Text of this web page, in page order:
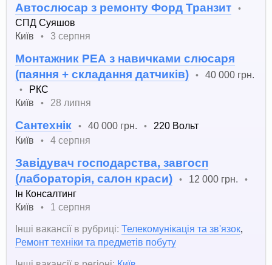
Автослюсар з ремонту Форд Транзит •
СПД Суяшов
Київ
• 3 серпня
Монтажник РЕА з навичками слюсаря
(паяння + складання датчиків)
• 40 000 грн.
•
РКС
Київ
• 28 липня
Сантехнік • 40 000 грн. •
220 Вольт
Київ
• 4 серпня
Завідувач господарства, завгосп
(лабораторія, салон краси)
• 12 000 грн. •
Ін Консалтинг
Київ
•
1 серпня
Інші вакансії в рубриці: Телекомунікація та зв'язок,
Ремонт техніки та предметів побуту